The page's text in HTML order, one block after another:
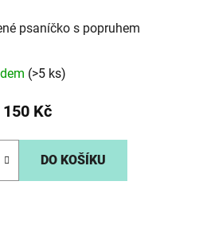
psaníčko s popruhem
(>5 ks)
150 Kč
DO KOŠÍKU